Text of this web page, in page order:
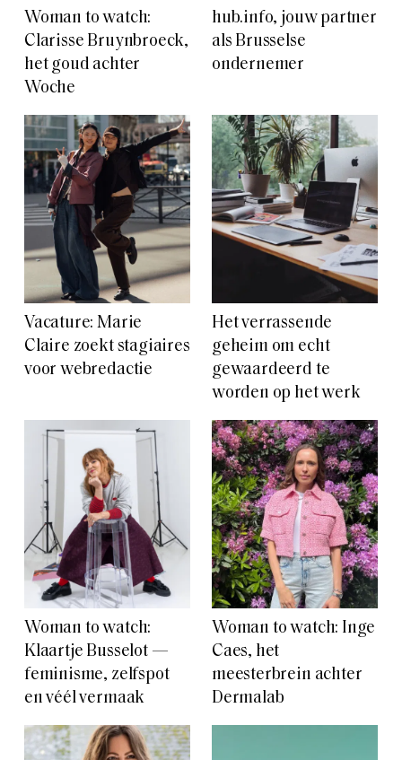
Woman to watch:
Clarisse Bruynbroeck,
het goud achter
Woche
hub.info, jouw partner
als Brusselse
ondernemer
Vacature: Marie
Claire zoekt stagiaires
voor webredactie
Het verrassende
geheim om echt
gewaardeerd te
worden op het werk
Woman to watch:
Klaartje Busselot —
feminisme, zelfspot
en véél vermaak
Woman to watch: Inge
Caes, het
meesterbrein achter
Dermalab